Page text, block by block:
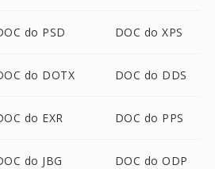
do PSD DOC do XPS
do DOTX DOC do DDS
do EXR DOC do PPS
do JBG DOC do ODP